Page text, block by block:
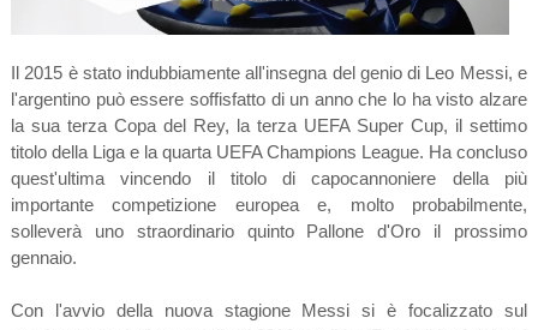
Il 2015 è stato indubbiamente all'insegna del genio di Leo Messi, e
l'argentino può essere soffisfatto di un anno che lo ha visto alzare
la sua terza Copa del Rey, la terza UEFA Super Cup, il settimo
titolo della Liga e la quarta UEFA Champions League. Ha concluso
quest'ultima vincendo il titolo di capocannoniere della più
importante competizione europea e, molto probabilmente,
solleverà uno straordinario quinto Pallone d'Oro il prossimo
gennaio.
Con l'avvio della nuova stagione Messi si è focalizzato sul